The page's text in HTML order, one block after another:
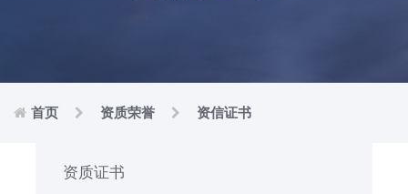
首页 资质荣誉 资信证书
资质证书